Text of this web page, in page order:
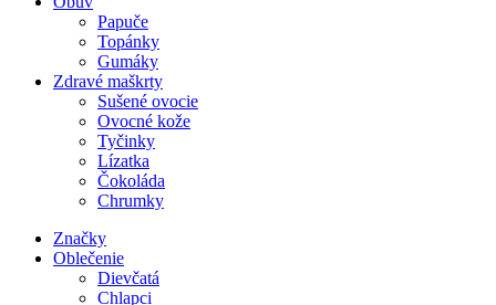
Papuče
Topánky
Gumáky
Zdravé maškrty
Sušené ovocie
Ovocné kože
Tyčinky
Lízatka
Čokoláda
Chrumky
Značky
Oblečenie
Dievčatá
Chlapci